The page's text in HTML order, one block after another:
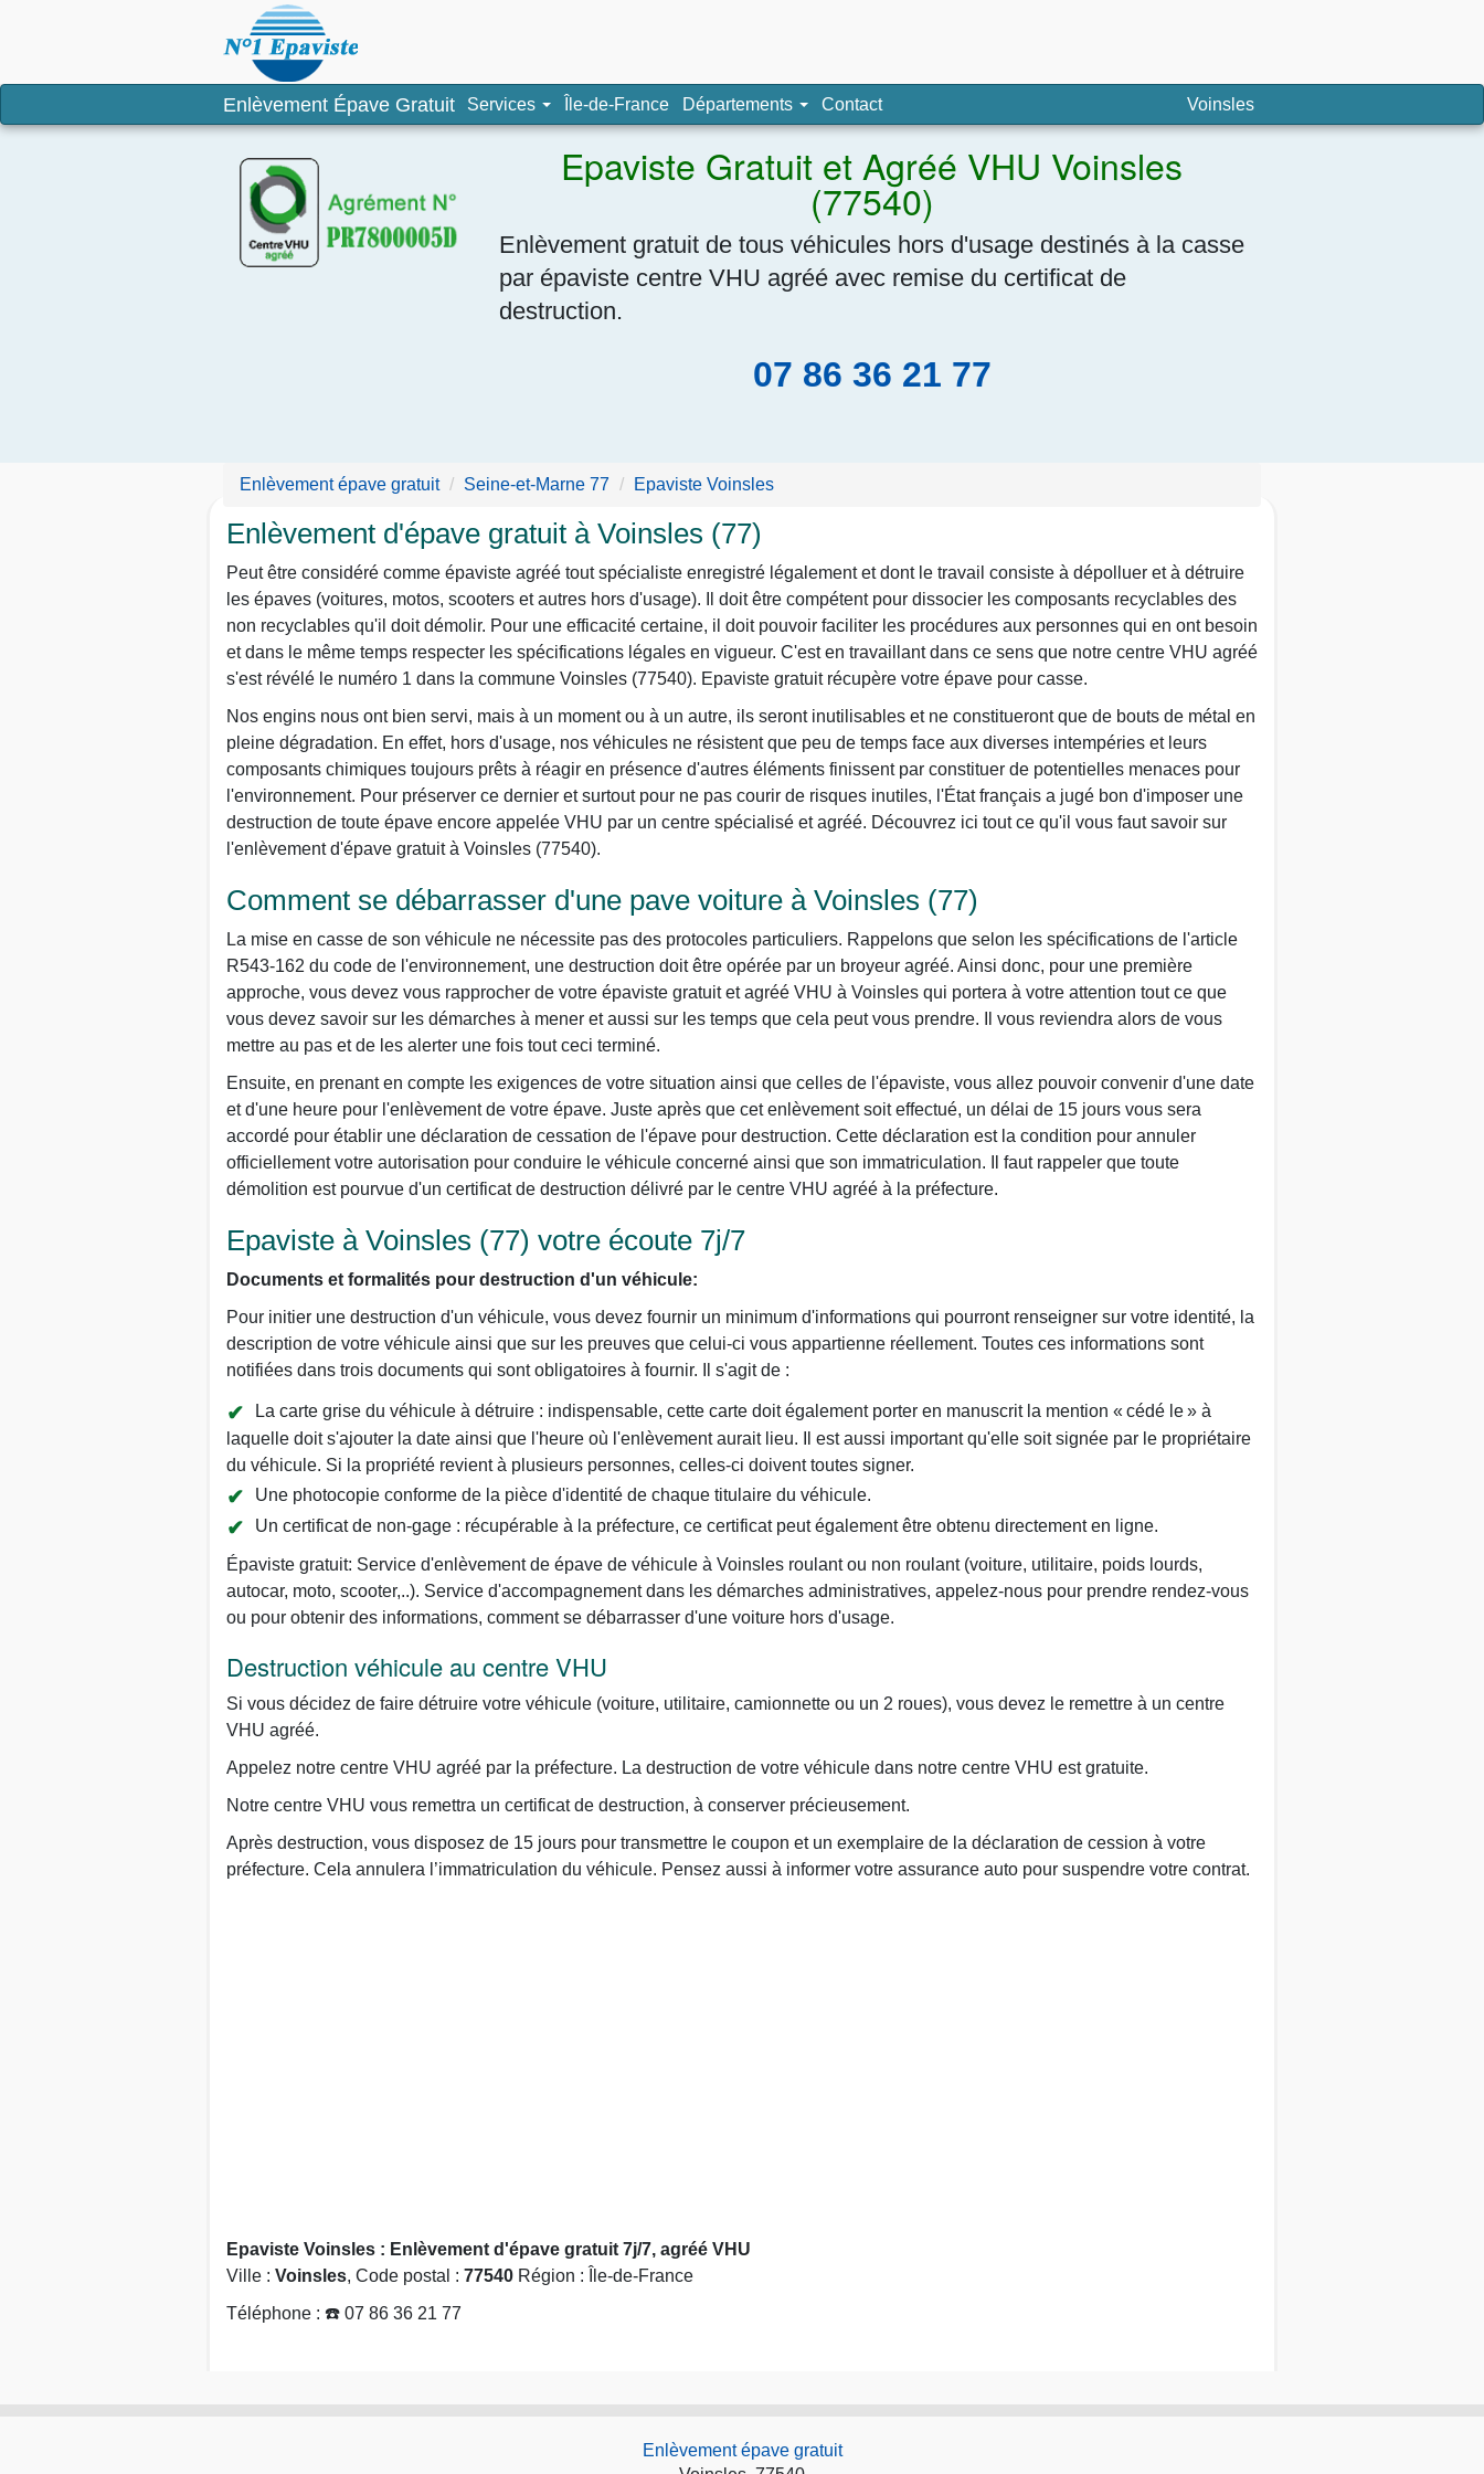
Enlèvement Épave Gratuit Services Île-de-France Départements
Navigation
Contact Voinsles
Epaviste Gratuit et Agréé VHU Voinsles
(77540)
Enlèvement gratuit de tous véhicules hors d'usage destinés à la casse
par épaviste centre VHU agréé avec remise du certificat de
destruction.
07 86 36 21 77
Enlèvement épave gratuit Seine-et-Marne 77 Epaviste Voinsles
Enlèvement d'épave gratuit à Voinsles (77)
Peut être considéré comme épaviste agréé tout spécialiste enregistré légalement et dont le travail consiste à dépolluer et à détruire
les épaves (voitures, motos, scooters et autres hors d'usage). Il doit être compétent pour dissocier les composants recyclables des
non recyclables qu'il doit démolir. Pour une efficacité certaine, il doit pouvoir faciliter les procédures aux personnes qui en ont besoin
et dans le même temps respecter les spécifications légales en vigueur. C'est en travaillant dans ce sens que notre centre VHU agréé
s'est révélé le numéro 1 dans la commune Voinsles (77540). Epaviste gratuit récupère votre épave pour casse.
Nos engins nous ont bien servi, mais à un moment ou à un autre, ils seront inutilisables et ne constitueront que de bouts de métal en
pleine dégradation. En effet, hors d'usage, nos véhicules ne résistent que peu de temps face aux diverses intempéries et leurs
composants chimiques toujours prêts à réagir en présence d'autres éléments finissent par constituer de potentielles menaces pour
l'environnement. Pour préserver ce dernier et surtout pour ne pas courir de risques inutiles, l'État français a jugé bon d'imposer une
destruction de toute épave encore appelée VHU par un centre spécialisé et agréé. Découvrez ici tout ce qu'il vous faut savoir sur
l'enlèvement d'épave gratuit à Voinsles (77540).
Comment se débarrasser d'une pave voiture à Voinsles (77)
La mise en casse de son véhicule ne nécessite pas des protocoles particuliers. Rappelons que selon les spécifications de l'article
R543-162 du code de l'environnement, une destruction doit être opérée par un broyeur agréé. Ainsi donc, pour une première
approche, vous devez vous rapprocher de votre épaviste gratuit et agréé VHU à Voinsles qui portera à votre attention tout ce que
vous devez savoir sur les démarches à mener et aussi sur les temps que cela peut vous prendre. Il vous reviendra alors de vous
mettre au pas et de les alerter une fois tout ceci terminé.
Ensuite, en prenant en compte les exigences de votre situation ainsi que celles de l'épaviste, vous allez pouvoir convenir d'une date
et d'une heure pour l'enlèvement de votre épave. Juste après que cet enlèvement soit effectué, un délai de 15 jours vous sera
accordé pour établir une déclaration de cessation de l'épave pour destruction. Cette déclaration est la condition pour annuler
officiellement votre autorisation pour conduire le véhicule concerné ainsi que son immatriculation. Il faut rappeler que toute
démolition est pourvue d'un certificat de destruction délivré par le centre VHU agréé à la préfecture.
Epaviste à Voinsles (77) votre écoute 7j/7
Documents et formalités pour destruction d'un véhicule:
Pour initier une destruction d'un véhicule, vous devez fournir un minimum d'informations qui pourront renseigner sur votre identité, la
description de votre véhicule ainsi que sur les preuves que celui-ci vous appartienne réellement. Toutes ces informations sont
notifiées dans trois documents qui sont obligatoires à fournir. Il s'agit de :
La carte grise du véhicule à détruire : indispensable, cette carte doit également porter en manuscrit la mention « cédé le » à
laquelle doit s'ajouter la date ainsi que l'heure où l'enlèvement aurait lieu. Il est aussi important qu'elle soit signée par le propriétaire
du véhicule. Si la propriété revient à plusieurs personnes, celles-ci doivent toutes signer.
Une photocopie conforme de la pièce d'identité de chaque titulaire du véhicule.
Un certificat de non-gage : récupérable à la préfecture, ce certificat peut également être obtenu directement en ligne.
Épaviste gratuit: Service d'enlèvement de épave de véhicule à Voinsles roulant ou non roulant (voiture, utilitaire, poids lourds,
autocar, moto, scooter,..). Service d'accompagnement dans les démarches administratives, appelez-nous pour prendre rendez-vous
ou pour obtenir des informations, comment se débarrasser d'une voiture hors d'usage.
Destruction véhicule au centre VHU
Si vous décidez de faire détruire votre véhicule (voiture, utilitaire, camionnette ou un 2 roues), vous devez le remettre à un centre
VHU agréé.
Appelez notre centre VHU agréé par la préfecture. La destruction de votre véhicule dans notre centre VHU est gratuite.
Notre centre VHU vous remettra un certificat de destruction, à conserver précieusement.
Après destruction, vous disposez de 15 jours pour transmettre le coupon et un exemplaire de la déclaration de cession à votre
préfecture. Cela annulera l’immatriculation du véhicule. Pensez aussi à informer votre assurance auto pour suspendre votre contrat.
Epaviste Voinsles : Enlèvement d'épave gratuit 7j/7, agréé VHU
Ville : Voinsles, Code postal : 77540 Région : Île-de-France
Téléphone : ☎️ 07 86 36 21 77
Enlèvement épave gratuit